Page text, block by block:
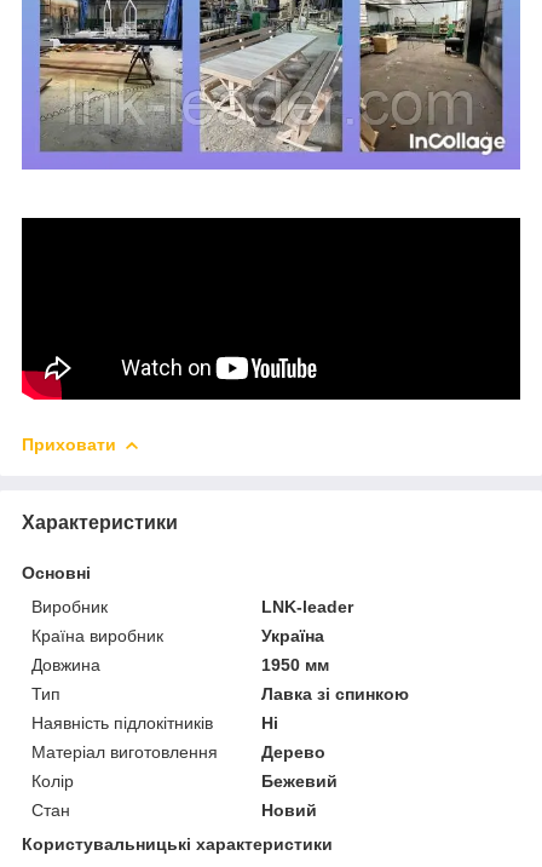
Приховати
Характеристики
Основні
Виробник
LNK-leader
Країна виробник
Україна
Довжина
1950 мм
Тип
Лавка зі спинкою
Наявність підлокітників
Ні
Матеріал виготовлення
Дерево
Колір
Бежевий
Стан
Новий
Користувальницькі характеристики